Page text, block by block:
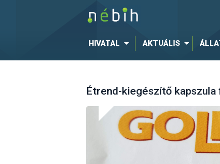
HIVATAL AKTUÁLIS
Étrend-kiegészítő